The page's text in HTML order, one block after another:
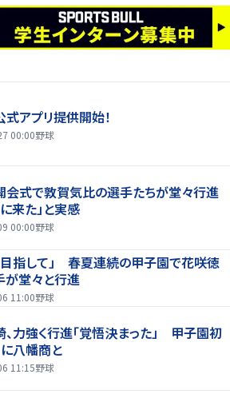
アプリ提供開始！
00:00野球
会式で敦賀気比の選手たちが堂々行進
来た」と実感
00:00野球
目指して」 春夏連続の甲子園で花咲徳
が堂々と行進
11:00野球
力強く行進「覚悟決まった」 甲子園初
八幡商と
11:15野球